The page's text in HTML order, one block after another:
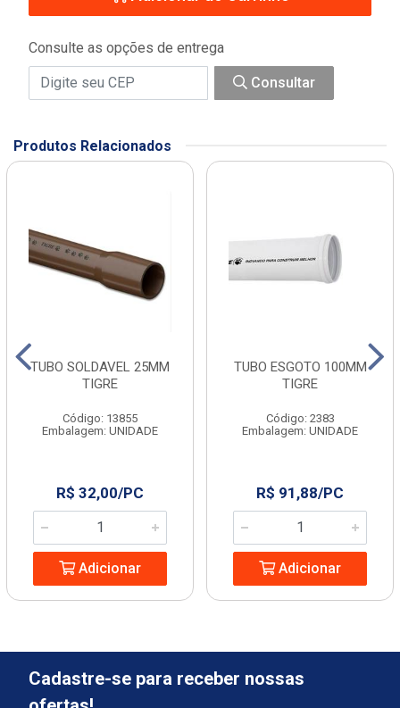
Consulte as opções de entrega
Consultar
Produtos Relacionados
TUBO SOLDAVEL 25MM
TIGRE
Código: 13855
Embalagem: UNIDADE
R$ 32,00/PC
Adicionar
TUBO ESGOTO 100MM
TIGRE
Código: 2383
Embalagem: UNIDADE
R$ 91,88/PC
Adicionar
Cadastre-se para receber nossas